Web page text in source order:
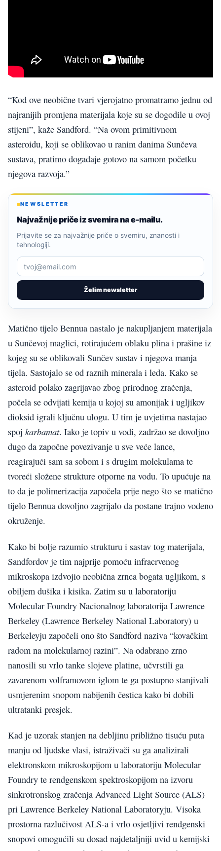
“Kod ove neobične tvari vjerojatno promatramo jednu od
najranijih promjena materijala koje su se dogodile u ovoj
stijeni”, kaže Sandford. “Na ovom primitivnom
asteroidu, koji se oblikovao u ranim danima Sunčeva
sustava, pratimo događaje gotovo na samom početku
njegova razvoja.”
NEWSLETTER
Najvažnije priče iz svemira na e-mailu.
Želim newsletter
Prijavite se za najvažnije priče o svemiru, znanosti i
tehnologiji.
Matično tijelo Bennua nastalo je nakupljanjem materijala
u Sunčevoj maglici, rotirajućem oblaku plina i prašine iz
kojeg su se oblikovali Sunčev sustav i njegova manja
tijela. Sastojalo se od raznih minerala i leda. Kako se
asteroid polako zagrijavao zbog prirodnog zračenja,
počela se odvijati kemija u kojoj su amonijak i ugljikov
dioksid igrali ključnu ulogu. U tim je uvjetima nastajao
spoj karbamat. Iako je topiv u vodi, zadržao se dovoljno
dugo da započne povezivanje u sve veće lance,
reagirajući sam sa sobom i s drugim molekulama te
tvoreći složene strukture otporne na vodu. To upućuje na
to da je polimerizacija započela prije nego što se matično
tijelo Bennua dovoljno zagrijalo da postane trajno vodeno
okruženje.
Kako bi bolje razumio strukturu i sastav tog materijala,
Sandfordov je tim najprije pomoću infracrvenog
mikroskopa izdvojio neobična zrnca bogata ugljikom, s
obiljem dušika i kisika. Zatim su u laboratoriju
Molecular Foundry Nacionalnog laboratorija Lawrence
Berkeley (Lawrence Berkeley National Laboratory) u
Berkeleyju započeli ono što Sandford naziva “kovačkim
radom na molekularnoj razini”. Na odabrano zrno
nanosili su vrlo tanke slojeve platine, učvrstili ga
zavarenom volframovom iglom te ga postupno stanji­vali
usmjerenim snopom nabijenih čestica kako bi dobili
ultratanki presjek.
Kad je uzorak stanjen na debljinu približno tisuću puta
manju od ljudske vlasi, istraživači su ga analizirali
elektronskom mikroskopijom u laboratoriju Molecular
Foundry te rendgenskom spektroskopijom na izvoru
sinkrotronskog zračenja Advanced Light Source (ALS)
pri Lawrence Berkeley National Laboratoryju. Visoka
prostorna razlučivost ALS-a i vrlo osjetljivi rendgenski
snopovi omogućili su dosad najdetaljniji uvid u kemijski